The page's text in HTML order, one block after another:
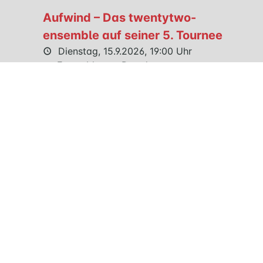
Aufwind – Das twentytwo-
ensemble auf seiner 5. Tournee
Dienstag, 15.9.2026, 19:00 Uhr
Ensemble aus Dresden